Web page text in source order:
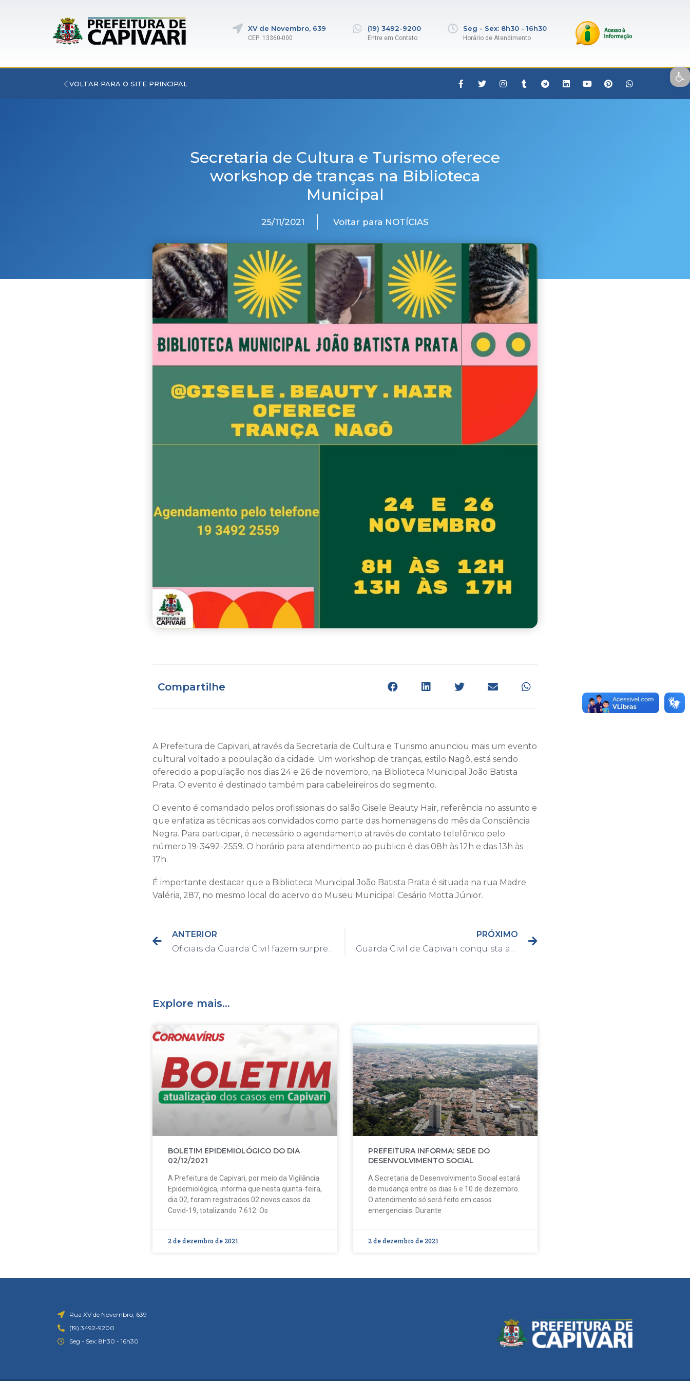
Open toolbar
XV de Novembro, 639
CEP: 13360-000
(19) 3492-9200
Entre em Contato
Seg - Sex: 8h30 - 16h30
Horário de Atendimento
VOLTAR PARA O SITE PRINCIPAL
Secretaria de Cultura e Turismo oferece
workshop de tranças na Biblioteca
Municipal
25/11/2021 Voltar para NOTÍCIAS
Compartilhe
A Prefeitura de Capivari, através da Secretaria de Cultura e Turismo anunciou mais um evento
cultural voltado a população da cidade. Um workshop de tranças, estilo Nagô, está sendo
oferecido a população nos dias 24 e 26 de novembro, na Biblioteca Municipal João Batista
Prata. O evento é destinado também para cabeleireiros do segmento.
O evento é comandado pelos profissionais do salão Gisele Beauty Hair, referência no assunto e
que enfatiza as técnicas aos convidados como parte das homenagens do mês da Consciência
Negra. Para participar, é necessário o agendamento através de contato telefônico pelo
número 19-3492-2559. O horário para atendimento ao publico é das 08h às 12h e das 13h às
17h.
É importante destacar que a Biblioteca Municipal João Batista Prata é situada na rua Madre
Valéria, 287, no mesmo local do acervo do Museu Municipal Cesário Motta Júnior.
ANTERIOR
Oficiais da Guarda Civil fazem surpresa para criança em seu aniversário de seis anos
PRÓXIMO
Guarda Civil de Capivari conquista acesso à sistema de Inteligência do Ministério da Justiça
Explore mais...
BOLETIM EPIDEMIOLÓGICO DO DIA
02/12/2021
A Prefeitura de Capivari, por meio da Vigilância
Epidemiológica, informa que nesta quinta-feira,
dia 02, foram registrados 02 novos casos da
Covid-19, totalizando 7.612. Os
2 de dezembro de 2021
PREFEITURA INFORMA: SEDE DO
DESENVOLVIMENTO SOCIAL
A Secretaria de Desenvolvimento Social estará
de mudança entre os dias 6 e 10 de dezembro.
O atendimento só será feito em casos
emergenciais. Durante
2 de dezembro de 2021
Rua XV de Novembro, 639
(19) 3492-9200
Seg - Sex: 8h30 - 16h30